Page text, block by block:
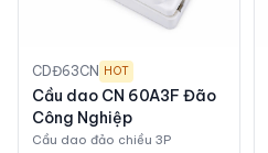
CDĐ63CN HOT
Cầu dao CN 60A3F Đão
Công Nghiệp
Cầu dao đảo chiều 3P